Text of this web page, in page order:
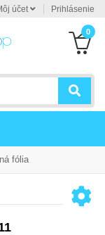
účet Prihlásenie
0
fólia